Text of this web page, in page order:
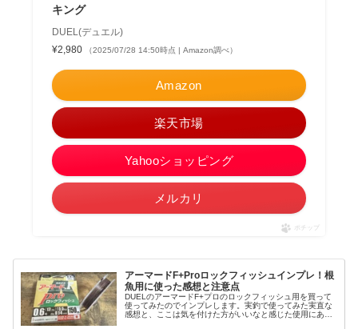
キング
DUEL(デュエル)
¥2,980
（2025/07/28 14:50時点 | Amazon調べ）
Amazon
楽天市場
Yahooショッピング
メルカリ
ポチップ
アーマードF+Proロックフィッシュインプレ！根
魚用に使った感想と注意点
DUELのアーマードF+プロのロックフィッシュ用を買って
使ってみたのでインプレします。実釣で使ってみた実直な
感想と、ここは気を付けた方がいいなと感じた使用にあた